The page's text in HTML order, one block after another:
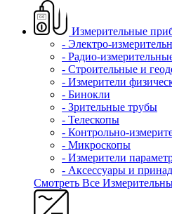
Измерительные
- Электро-
- Радио-
- Строительные и
- Измерители
- Бинокли
- Зрительные трубы
- Телескопы
- Контрольно-
- Микроскопы
- Измерители
- Аксессуары и
Смотреть Все